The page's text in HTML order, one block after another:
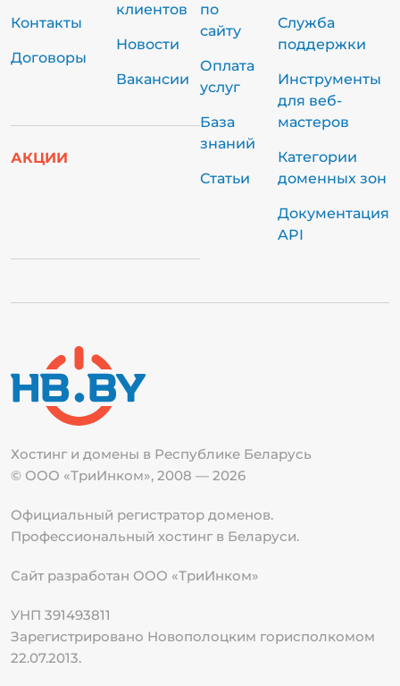
Контакты
Договоры
клиентов
Новости
Вакансии
АКЦИИ
по
сайту
Оплата
услуг
База
знаний
Статьи
Служба
поддержки
Инструменты
для веб-
мастеров
Категории
доменных зон
Документация
API
Хостинг и домены в Республике Беларусь
© ООО «ТриИнком», 2008 — 2026
Официальный регистратор доменов.
Профессиональный хостинг в Беларуси.
Сайт разработан ООО «ТриИнком»
УНП 391493811
Зарегистрировано Новополоцким горисполкомом
22.07.2013.